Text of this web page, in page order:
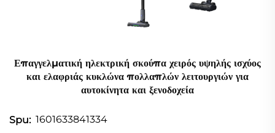
Επαγγελματική ηλεκτρική σκούπα χειρός υψηλής ισχύος
και ελαφριάς κυκλώνα πολλαπλών λειτουργιών για
αυτοκίνητα και ξενοδοχεία
Spu: 1601633841334